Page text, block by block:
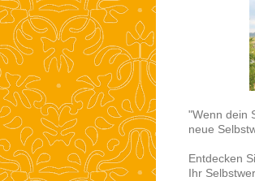
"Wenn dein
neue
Entdecken
Ihr